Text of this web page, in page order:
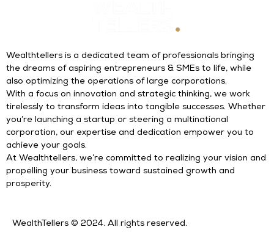
Wealthtellers is a dedicated team of professionals bringing
the dreams of aspiring entrepreneurs & SMEs to life, while
also optimizing the operations of large corporations.
With a focus on innovation and strategic thinking, we work
tirelessly to transform ideas into tangible successes. Whether
you’re launching a startup or steering a multinational
corporation, our expertise and dedication empower you to
achieve your goals.
At Wealthtellers, we’re committed to realizing your vision and
propelling your business toward sustained growth and
prosperity.
WealthTellers © 2024. All rights reserved.